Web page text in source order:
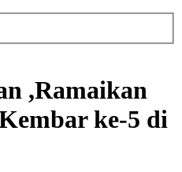
,Ramaikan
ke-5 di